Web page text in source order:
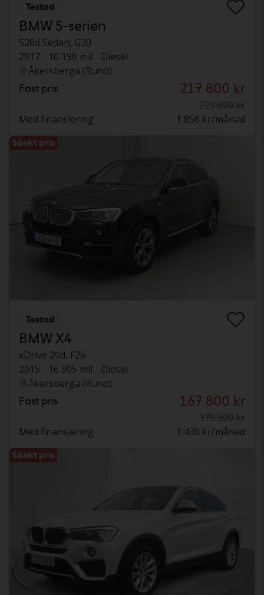
Testad
BMW 5-serien
520d Sedan, G30
2017
10 196 mil
Diesel
Åkersberga (Runö)
Fast pris 217 800 kr
229 800 kr
Med finansiering
1 856 kr/månad
Sänkt pris
Testad
BMW X4
xDrive 20d, F26
2015
16 505 mil
Diesel
Åkersberga (Runö)
Fast pris 167 800 kr
179 800 kr
Med finansiering
1 430 kr/månad
Sänkt pris